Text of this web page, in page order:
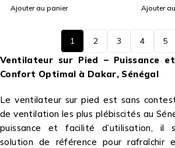
Ajouter au panier Ajouter
1 2 3 4 5
Ventilateur sur Pied – Puissance
Confort Optimal à Dakar, Sénégal
Le ventilateur sur pied est sans
de ventilation les plus plébiscités au
puissance et facilité d’utilisation, il
solution de référence pour rafraîchir